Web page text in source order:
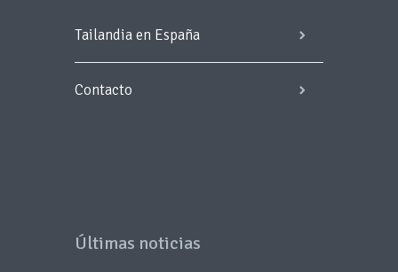
Tailandia en España
Contacto
Últimas noticias